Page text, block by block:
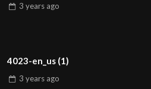
3 years ago
4023-en_us (1)
3 years ago